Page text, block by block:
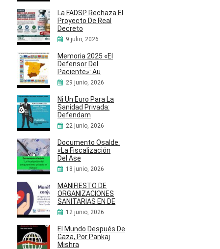
La FADSP Rechaza El
Proyecto De Real
Decreto
9 julio, 2026
Memoria 2025 «El
Defensor Del
Paciente»: Au
29 junio, 2026
Ni Un Euro Para La
Sanidad Privada:
Defendam
22 junio, 2026
Documento Osalde:
«La Fiscalización
Del Ase
18 junio, 2026
MANIFIESTO DE
ORGANIZACIONES
SANITARIAS EN DE
12 junio, 2026
El Mundo Después De
Gaza, Por Pankaj
Mishra